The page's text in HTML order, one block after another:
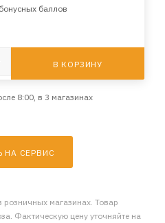
баллов
В КОРЗИНУ
8:00, в 3 магазинах
НА СЕРВИС
розничных магазинах. Товар
Фактическую цену уточняйте на